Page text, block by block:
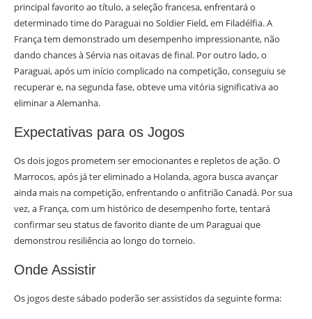
principal favorito ao título, a seleção francesa, enfrentará o
determinado time do Paraguai no Soldier Field, em Filadélfia. A
França tem demonstrado um desempenho impressionante, não
dando chances à Sérvia nas oitavas de final. Por outro lado, o
Paraguai, após um início complicado na competição, conseguiu se
recuperar e, na segunda fase, obteve uma vitória significativa ao
eliminar a Alemanha.
Expectativas para os Jogos
Os dois jogos prometem ser emocionantes e repletos de ação. O
Marrocos, após já ter eliminado a Holanda, agora busca avançar
ainda mais na competição, enfrentando o anfitrião Canadá. Por sua
vez, a França, com um histórico de desempenho forte, tentará
confirmar seu status de favorito diante de um Paraguai que
demonstrou resiliência ao longo do torneio.
Onde Assistir
Os jogos deste sábado poderão ser assistidos da seguinte forma: